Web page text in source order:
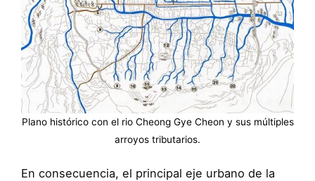
Plano histórico con el rio Cheong Gye Cheon y sus múltiples
arroyos tributarios.
En consecuencia, el principal eje urbano de la